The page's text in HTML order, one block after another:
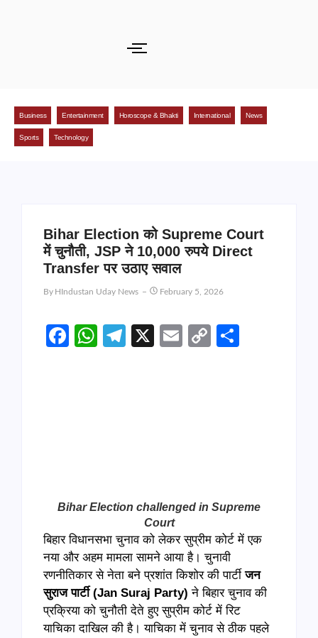
Business Entertainment Horoscope & Bhakti International News
Sports Technology
Bihar Election को Supreme Court
में चुनौती, JSP ने 10,000 रुपये Direct
Transfer पर उठाए सवाल
By HIndustan Uday News February 5, 2026
Facebook
WhatsApp
Telegram
X EmailCopy
Bihar Election challenged in Supreme
Court
बिहार विधानसभा चुनाव को लेकर सुप्रीम कोर्ट में एक
नया और अहम मामला सामने आया है। चुनावी
रणनीतिकार से नेता बने प्रशांत किशोर की पार्टीजन
सुराज पार्टी (Jan Suraj Party) ने बिहार चुनाव की
प्रक्रिया को चुनौती देते हुए सुप्रीम कोर्ट में रिट
याचिका दाखिल की है। याचिका में चुनाव से ठीक पहले